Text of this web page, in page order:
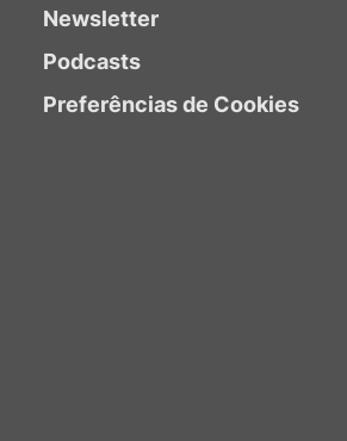
Newsletter
Podcasts
Preferências de Cookies